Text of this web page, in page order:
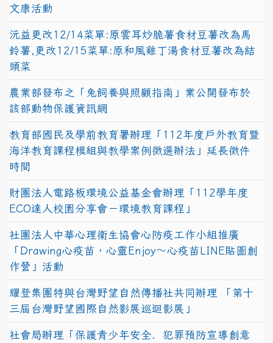
文康活動
沅益更改12/14菜單:原雲耳炒脆薯食材豆薯改為馬
鈴薯,更改12/15菜單:原和風雞丁湯食材豆薯改為結
頭菜
農業部發布之「兔飼養與照顧指南」業公開發布於
該部動物保護資訊網
教育部國民及學前教育署辦理「112年度戶外教育暨
海洋教育課程模組與教學案例徵選辦法」延長徵件
時間
財團法人電路板環境公益基金會辦理「112學年度
ECO達人校園分享會－環境教育課程」
社團法人中華心理衛生協會心防疫工作小組推廣
「Drawing心疫苗，心靈Enjoy〜心疫苗LINE貼圖創
作營」活動
耀登集團特與台灣野望自然傳播社共同辦理 「第十
三屆台灣野望國際自然影展巡迴影展」
社會局辦理「保護青少年安全．犯罪預防宣導創意